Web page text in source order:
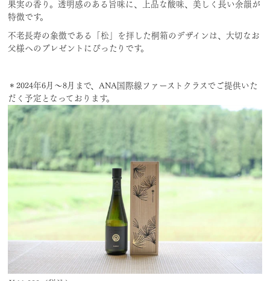
果実の香り。透明感のある旨味に、上品な酸味、美しく長い余韻が
特徴です。
不老長寿の象徴である「松」を拝した桐箱のデザインは、大切なお
父様へのプレゼントにぴったりです。
＊2024年6月〜8月まで、ANA国際線ファーストクラスでご提供いた
だく予定となっております。